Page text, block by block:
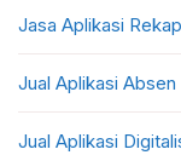
Jasa Aplikasi
Jual Aplikasi Absen
Jual Aplikasi